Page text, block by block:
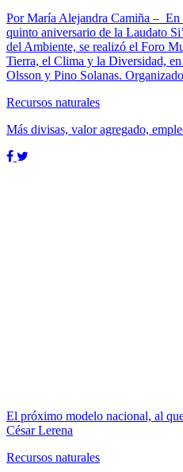
Por María Alejandra Camiña – En
quinto aniversario de la Laudato
del Ambiente, se realizó el Foro
Tierra, el Clima y la Diversidad,
Olsson y Pino Solanas.
Recursos naturales
Más divisas, valor agregado,
El próximo modelo nacional, al
César Lerena
Recursos naturales